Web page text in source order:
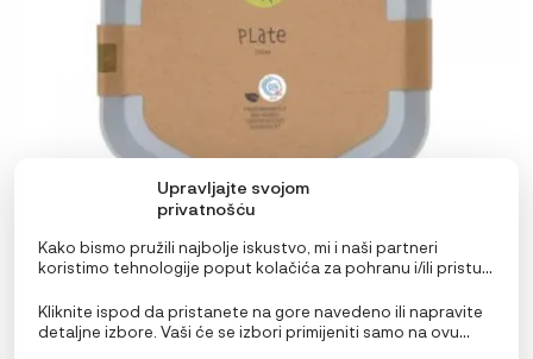
Upravljajte svojom
privatnošću
Kako bismo pružili najbolje iskustvo, mi i naši partneri
koristimo tehnologije poput kolačića za pohranu i/ili pristup
omogućit će nama i našim partnerima obradu osobnih
podataka kao što su ponašanje pri pregledavanju ili
jedinstveni ID-ovi na ovoj stranici i prikazujemo
Kliknite ispod da pristanete na gore navedeno ili napravite
detaljne izbore. Vaši će se izbori primijeniti samo na ovu
Lässig Tanjur Geo sivo plavi